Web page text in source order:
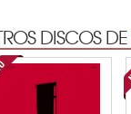
DISCOS DE